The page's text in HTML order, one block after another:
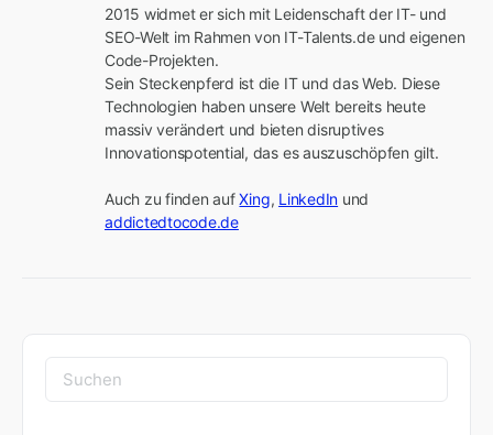
2015 widmet er sich mit Leidenschaft der IT- und
SEO-Welt im Rahmen von IT-Talents.de und eigenen
Code-Projekten.
Sein Steckenpferd ist die IT und das Web. Diese
Technologien haben unsere Welt bereits heute
massiv verändert und bieten disruptives
Innovationspotential, das es auszuschöpfen gilt.
Auch zu finden auf Xing, LinkedIn
addictedtocode.de
Suchen
nach: